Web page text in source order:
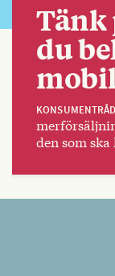
Tänk
du
KONSUMENTRÅD
den som